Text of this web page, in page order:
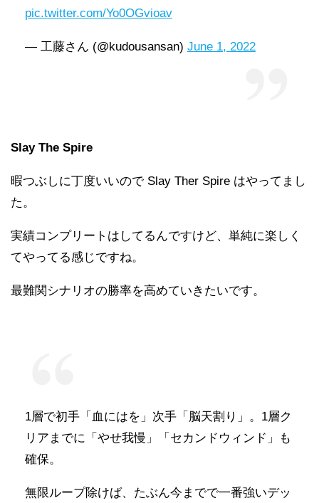
pic.twitter.com/Yo0OGvioav
— 工藤さん (@kudousansan) June 1, 2022
Slay The Spire
暇つぶしに丁度いいので Slay Ther Spire はやってまし
た。
実績コンプリートはしてるんですけど、単純に楽しく
てやってる感じですね。
最難関シナリオの勝率を高めていきたいです。
1層で初手「血にはを」次手「脳天割り」。1層ク
リアまでに「やせ我慢」「セカンドウィンド」も
確保。
無限ループ除けば、たぶん今までで一番強いデッ